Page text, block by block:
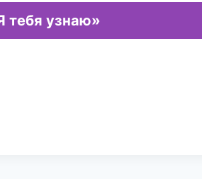
тебя узнаю»